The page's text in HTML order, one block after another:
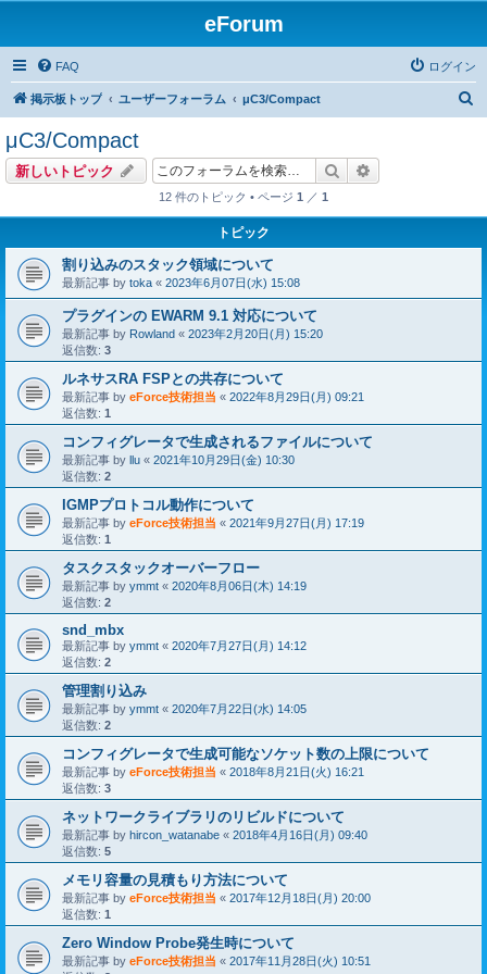
eForum
FAQ ログイン
掲示板トップ ユーザーフォーラム μC3/Compact
μC3/Compact
新しいトピック 検索
12 件のトピック • ページ 1 ／ 1
トピック
割り込みのスタック領域について
最新記事 by toka « 2023年6月07日(水) 15:08
プラグインの EWARM 9.1 対応について
最新記事 by Rowland « 2023年2月20日(月) 15:20
返信数: 3
ルネサスRA FSPとの共存について
最新記事 by eForce技術担当 « 2022年8月29日(月) 09:21
返信数: 1
コンフィグレータで生成されるファイルについて
最新記事 by llu « 2021年10月29日(金) 10:30
返信数: 2
IGMPプロトコル動作について
最新記事 by eForce技術担当 « 2021年9月27日(月) 17:19
返信数: 1
タスクスタックオーバーフロー
最新記事 by ymmt « 2020年8月06日(木) 14:19
返信数: 2
snd_mbx
最新記事 by ymmt « 2020年7月27日(月) 14:12
返信数: 2
管理割り込み
最新記事 by ymmt « 2020年7月22日(水) 14:05
返信数: 2
コンフィグレータで生成可能なソケット数の上限について
最新記事 by eForce技術担当 « 2018年8月21日(火) 16:21
返信数: 3
ネットワークライブラリのリビルドについて
最新記事 by hircon_watanabe « 2018年4月16日(月) 09:40
返信数: 5
メモリ容量の見積もり方法について
最新記事 by eForce技術担当 « 2017年12月18日(月) 20:00
返信数: 1
Zero Window Probe発生時について
最新記事 by eForce技術担当 « 2017年11月28日(火) 10:51